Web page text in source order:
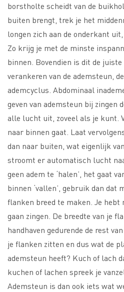
borstholte scheidt van de
buiten brengt, trek je het
longen zich aan de onderkant
Zo krijg je met de minste
binnen. Bovendien is dit de
verankeren van de ademsteun,
ademcyclus. Abdominaal
geven van ademsteun bij zingen
alle lucht uit, zoveel als je kunt.
naar binnen gaat. Laat
dan naar buiten, wat eigenlijk
stroomt er automatisch lucht
geen adem te ‘halen’, het gaat
binnen ‘vallen’, gebruik dan dat
flanken breed te maken. Je hebt
gaan zingen. De breedte van je
handhaven gedurende de rest
je flanken zitten en dus wat de
ademsteun heeft? Kuch of lach
kuchen of lachen spreek je
Ademsteun is dan ook iets wat